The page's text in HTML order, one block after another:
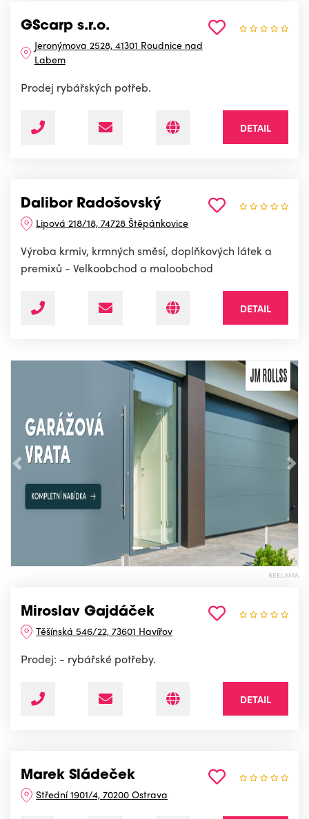
GScarp s.r.o.
Jeronýmova 2528, 41301 Roudnice nad
Labem
Prodej rybářských potřeb.
DETAIL
Dalibor Radošovský
Lipová 218/18, 74728 Štěpánkovice
Výroba krmiv, krmných směsí, doplňkových látek a
premixů - Velkoobchod a maloobchod
DETAIL
Předchozí
REKLAMA
Miroslav Gajdáček
Těšínská 546/22, 73601 Havířov
Prodej: - rybářské potřeby.
DETAIL
Marek Sládeček
Střední 1901/4, 70200 Ostrava